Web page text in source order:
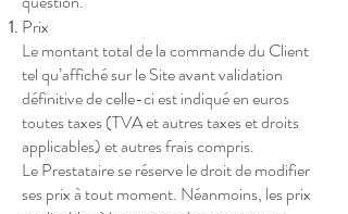
Prix
Le montant total de la commande du Client
tel qu’affiché sur le Site avant validation
définitive de celle-ci est indiqué en euros
toutes taxes (TVA et autres taxes et droits
applicables) et autres frais compris.
Le Prestataire se réserve le droit de modifier
ses prix à tout moment. Néanmoins, les prix